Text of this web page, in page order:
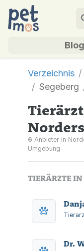
Blog
Verzeichnis
Segeberg
6 Anbieter in
Umgebung
TIERÄRZTE